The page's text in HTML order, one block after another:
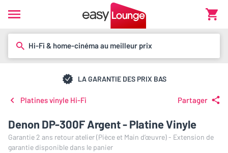
Hi-Fi & home-cinéma au meilleur prix
LA GARANTIE DES PRIX BAS
Platines vinyle Hi-Fi Partager
Denon DP-300F Argent - Platine Vinyle
Garantie 2 ans retour atelier (Pièce et Main d’œuvre) - Extension de
garantie disponible dans le panier